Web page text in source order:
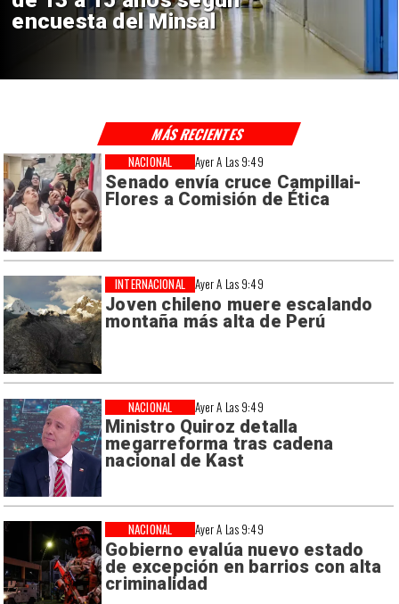
de $4 mil millones
Ayer A Las 9:49
Senado envía cruce Campillai-
Flores a Comisión de Ética
NACIONAL
Ayer A Las 9:49
Joven chileno muere escalando
montaña más alta de Perú
INTERNACIONAL
Ayer A Las 9:49
Ministro Quiroz detalla
megarreforma tras cadena
nacional de Kast
NACIONAL
Ayer A Las 9:49
Gobierno evalúa nuevo estado
de excepción en barrios con alta
criminalidad
NACIONAL
MÁS RECIENTES